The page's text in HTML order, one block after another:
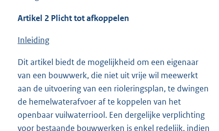
Artikel 2 Plicht tot afkoppelen
Inleiding
Dit artikel biedt de mogelijkheid om een eigenaar
van een bouwwerk, die niet uit vrije wil meewerkt
aan de uitvoering van een rioleringsplan, te dwingen
de hemelwaterafvoer af te koppelen van het
openbaar vuilwaterriool. Een dergelijke verplichting
voor bestaande bouwwerken is enkel redelijk, indien